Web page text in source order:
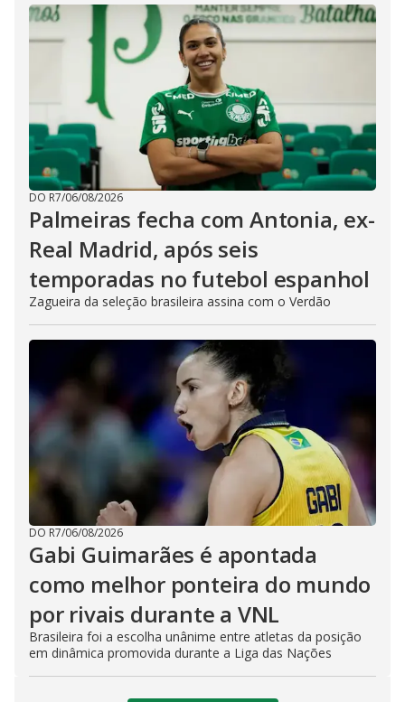
DO R7/06/08/2026
Palmeiras fecha com Antonia, ex-
Real Madrid, após seis
temporadas no futebol espanhol
Zagueira da seleção brasileira assina com o Verdão
DO R7/06/08/2026
Gabi Guimarães é apontada
como melhor ponteira do mundo
por rivais durante a VNL
Brasileira foi a escolha unânime entre atletas da posição
em dinâmica promovida durante a Liga das Nações